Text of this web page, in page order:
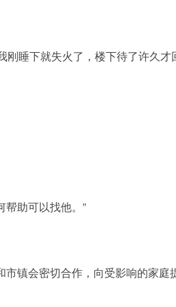
刚睡下就失火了，楼下待了许久才
助可以找他。”
市镇会密切合作，向受影响的家庭